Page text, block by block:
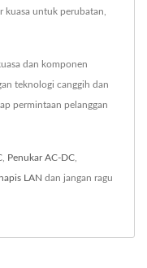
kuasa untuk perubatan,
dan komponen
teknologi canggih dan
permintaan pelanggan
Penukar AC-DC
LAN dan jangan ragu